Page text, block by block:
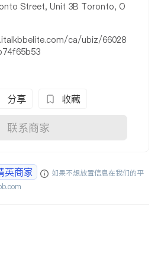
Street, Unit 3B Toronto, O
ca/ubiz/66028
分享 收藏
联系商家
英商家
如果不想放置信息在我们的平